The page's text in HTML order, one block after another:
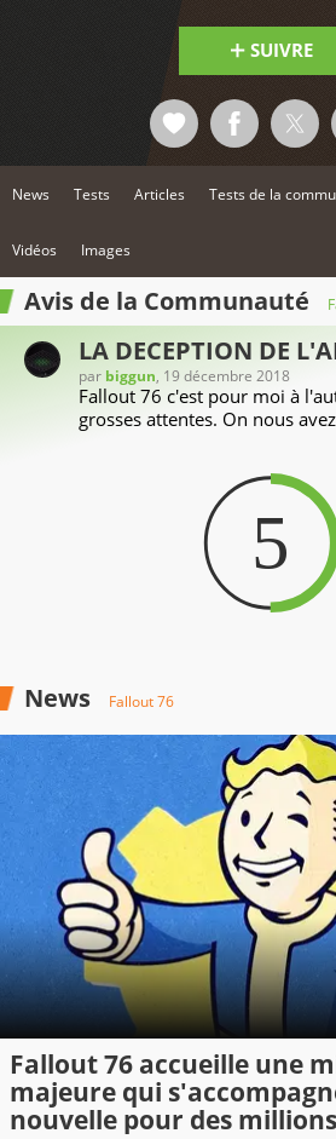
SUIVRE
News Tests Articles Tests de la
Vidéos Images
Avis de la Communauté
LA DECEPTION DE
par biggun, 19 décembre 2018
Fallout 76 c'est pour moi à
grosses attentes. On nous
5
News Fallout 76
Fallout 76 accueille une
majeure qui
nouvelle pour des